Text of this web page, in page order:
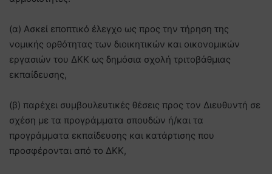
(α) Ασκεί εποπτικό έλεγχο ως προς την τήρηση της
νομικής ορθότητας των διοικητικών και οικονομικών
εργασιών του ΔΚΚ ως δημόσια σχολή τριτοβάθμιας
εκπαίδευσης,
(β) παρέχει συμβουλευτικές θέσεις προς τον Διευθυντή σε
σχέση με τα προγράμματα σπουδών ή/και τα
προγράμματα εκπαίδευσης και κατάρτισης που
προσφέρονται από το ΔΚΚ,